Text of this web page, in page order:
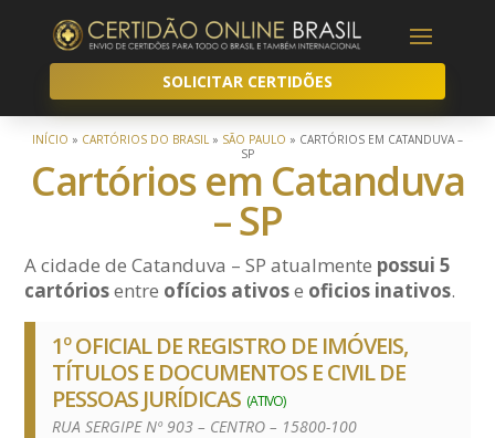
SOLICITAR CERTIDÕES
INÍCIO » CARTÓRIOS DO BRASIL » SÃO PAULO » CARTÓRIOS EM CATANDUVA –
SP
Cartórios em Catanduva
– SP
A cidade de Catanduva – SP atualmente possui 5
cartóriosentre ofícios ativose oficios inativos.
1º OFICIAL DE REGISTRO DE IMÓVEIS,
TÍTULOS E DOCUMENTOS E CIVIL DE
PESSOAS JURÍDICAS (ATIVO)
RUA SERGIPE Nº 903 – CENTRO – 15800-100